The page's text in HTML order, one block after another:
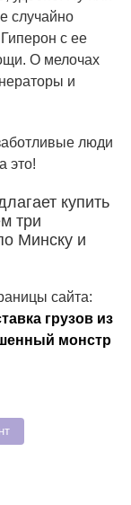
случайно
с ее
О мелочах
и
люди
это!
купить
три
Минску и
сайта:
грузов из
монстр